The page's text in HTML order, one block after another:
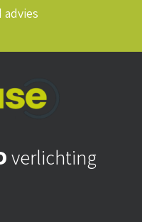
verlichting